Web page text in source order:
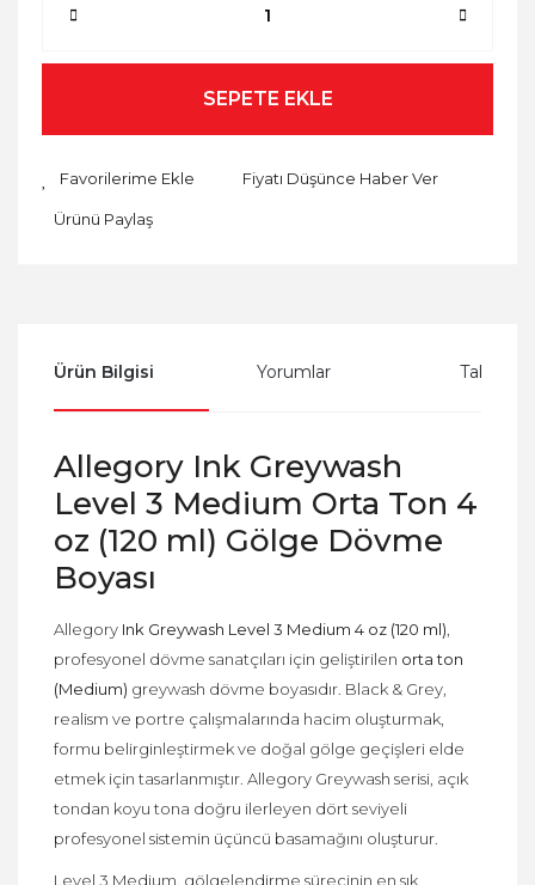
SEPETE EKLE
Fiyatı Düşünce Haber Ver
Ürünü Paylaş
Ürün Bilgisi Yorumlar Taksit
Allegory Ink Greywash
Level 3 Medium Orta Ton 4
oz (120 ml) Gölge Dövme
Boyası
Allegory Ink Greywash Level 3 Medium 4 oz (120 ml)
profesyonel dövme sanatçıları için geliştirilen orta ton
(Medium) greywash dövme boyasıdır. Black & Grey,
realism ve portre çalışmalarında hacim oluşturmak,
formu belirginleştirmek ve doğal gölge geçişleri elde
etmek için tasarlanmıştır. Allegory Greywash serisi, açık
tondan koyu tona doğru ilerleyen dört seviyeli
profesyonel sistemin üçüncü basamağını oluşturur.
Level 3 Medium, gölgelendirme sürecinin en sık